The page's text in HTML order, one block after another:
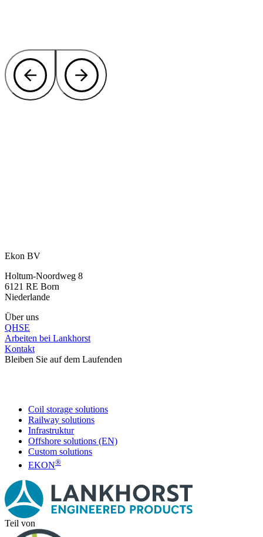
Ekon BV
Holtum-Noordweg 8
6121 RE Born
Niederlande
Über uns
QHSE
Arbeiten bei Lankhorst
Kontakt
Bleiben Sie auf dem Laufenden
Coil storage solutions
Railway solutions
Infrastruktur
Offshore solutions (EN)
Custom solutions
EKON®
Teil von